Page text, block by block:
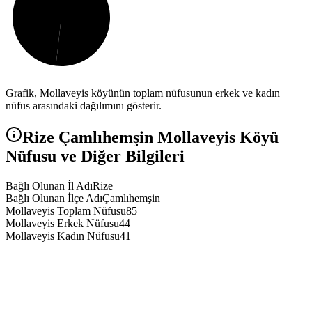
Grafik, Mollaveyis köyünün toplam nüfusunun erkek ve kadın
nüfus arasındaki dağılımını gösterir.
Rize Çamlıhemşin Mollaveyis Köyü
Nüfusu ve Diğer Bilgileri
Bağlı Olunan İl AdıRize
Bağlı Olunan İlçe AdıÇamlıhemşin
Mollaveyis Toplam Nüfusu85
Mollaveyis Erkek Nüfusu44
Mollaveyis Kadın Nüfusu41